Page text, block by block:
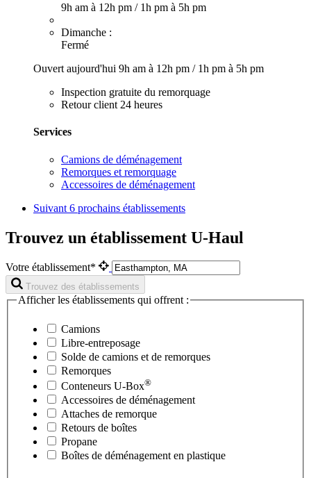
9h am à 12h pm / 1h pm à 5h pm
Dimanche :
Fermé
Ouvert aujourd'hui 9h am à 12h pm / 1h pm à 5h pm
Inspection gratuite du remorquage
Retour client 24 heures
Services
Camions de déménagement
Remorques et remorquage
Accessoires de déménagement
Suivant 6 prochains établissements
Trouvez un établissement U-Haul
Votre établissement*
Trouvez des établissements
Afficher les établissements qui offrent :
Camions
Libre-entreposage
Solde de camions et de remorques
Remorques
Conteneurs U-Box®
Accessoires de déménagement
Attaches de remorque
Retours de boîtes
Propane
Boîtes de déménagement en plastique